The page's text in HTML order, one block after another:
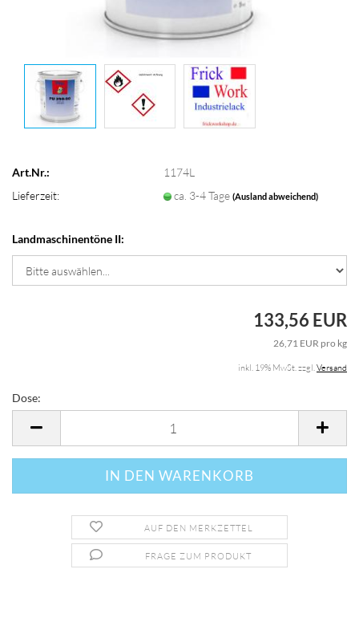
Art.Nr.:
1174L
Lieferzeit:
ca. 3-4 Tage(Ausland abweichend)
Landmaschinentöne II:
133,56 EUR
26,71 EUR pro kg
inkl. 19% MwSt. zzgl.Versand
Dose:
AUF DEN MERKZETTEL
FRAGE ZUM PRODUKT